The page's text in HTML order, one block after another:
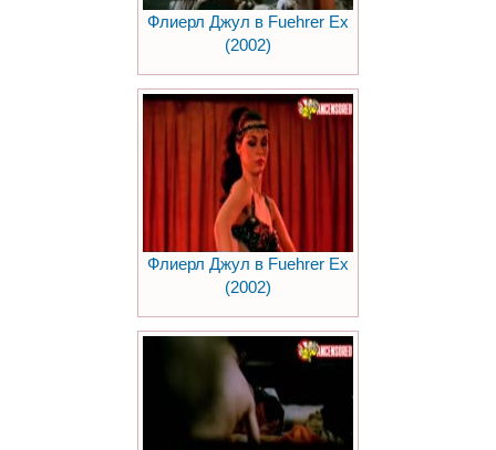
Флиерл Джул в Fuehrer Ex
(2002)
Флиерл Джул в Fuehrer Ex
(2002)